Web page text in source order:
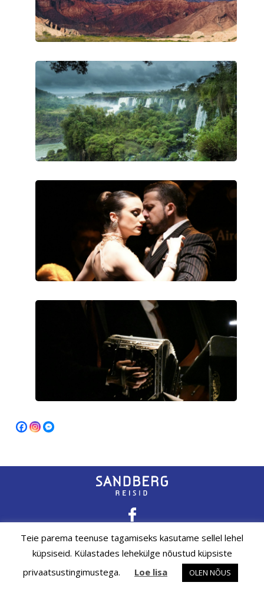
Email: info@sandberg.ee
Tel: +372 608 0869
Weizenbergi 20/1, Tallinn
Teie parema teenuse tagamiseks kasutame sellel lehel
küpsiseid. Külastades lehekülge nõustud küpsiste
privaatsustingimustega.
Loe lisa OLEN NÕUS